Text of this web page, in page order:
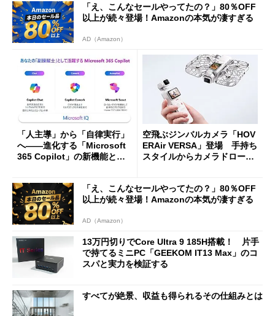
「え、こんなセールやってたの？」80％OFF
以上が続々登場！Amazonの本気が凄すぎる
AD（Amazon）
「人主導」から「自律実行」
へ――進化する「Microsoft
365 Copilot」の新機能とエ
空飛ぶジンバルカメラ「HOV
ERAir VERSA」登場 手持ち
スタイルからカメラドローン
「え、こんなセールやってたの？」80％OFF
以上が続々登場！Amazonの本気が凄すぎる
AD（Amazon）
13万円切りでCore Ultra 9 185H搭載！ 片手
で持てるミニPC「GEEKOM IT13 Max」のコ
スパと実力を検証する
すべてが絶景、収益も得られるその仕組みとは